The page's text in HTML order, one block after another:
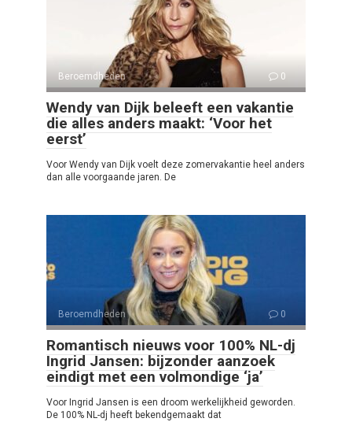
Beroemdheden 0
Wendy van Dijk beleeft een vakantie
die alles anders maakt: ‘Voor het
eerst’
Voor Wendy van Dijk voelt deze zomervakantie heel anders
dan alle voorgaande jaren. De
Beroemdheden 0
Romantisch nieuws voor 100% NL-dj
Ingrid Jansen: bijzonder aanzoek
eindigt met een volmondige ‘ja’
Voor Ingrid Jansen is een droom werkelijkheid geworden.
De 100% NL-dj heeft bekendgemaakt dat